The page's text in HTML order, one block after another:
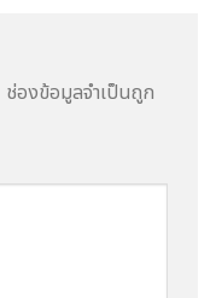
ช่องข้อมูลจำเป็นถูก